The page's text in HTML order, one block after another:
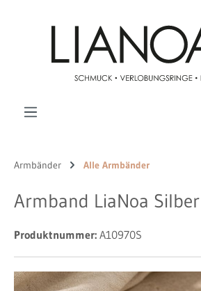
Armbänder Alle Armbänder
Armband LiaNoa Silber
Produktnummer: A10970S